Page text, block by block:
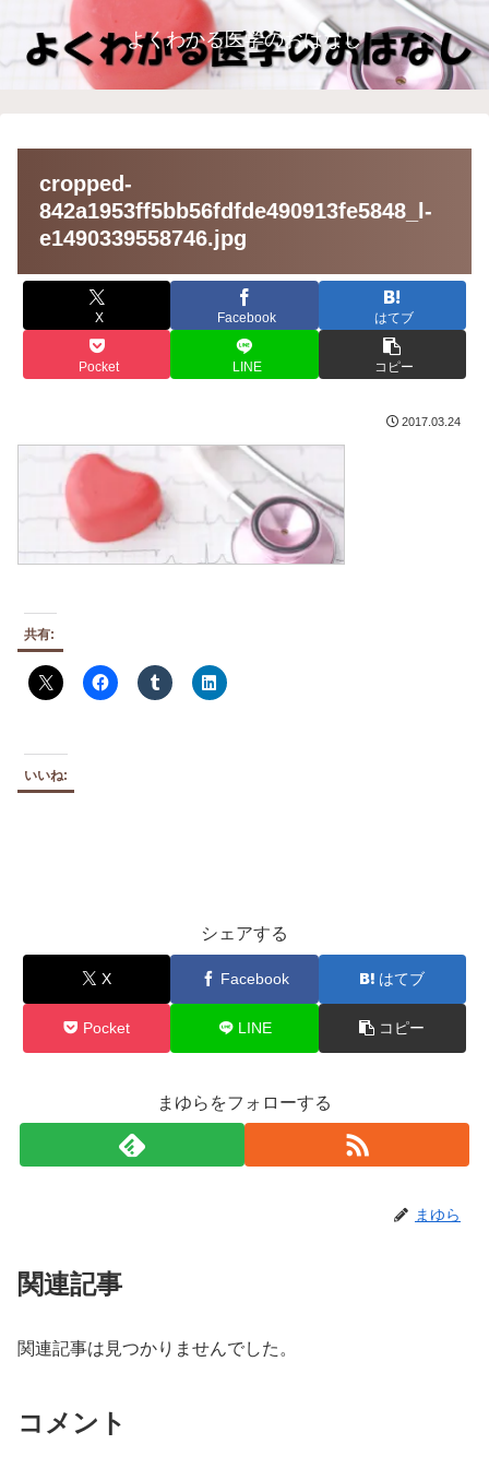
よくわかる医学のおはなし
cropped-
842a1953ff5bb56fdfde490913fe5848_l-
e1490339558746.jpg
X Facebook はてブ
Pocket LINE コピー
2017.03.24
共有:
いいね:
シェアする
X Facebook はてブ
Pocket LINE コピー
まゆらをフォローする
まゆら
関連記事
関連記事は見つかりませんでした。
コメント